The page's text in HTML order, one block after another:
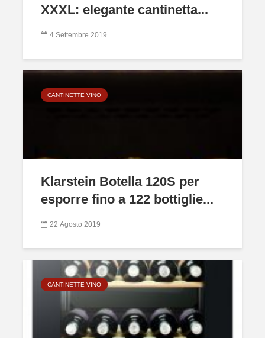
XXXL: elegante cantinetta...
4 Settembre 2019
CANTINETTE VINO
Klarstein Botella 120S per
esporre fino a 122 bottiglie...
22 Agosto 2019
CANTINETTE VINO